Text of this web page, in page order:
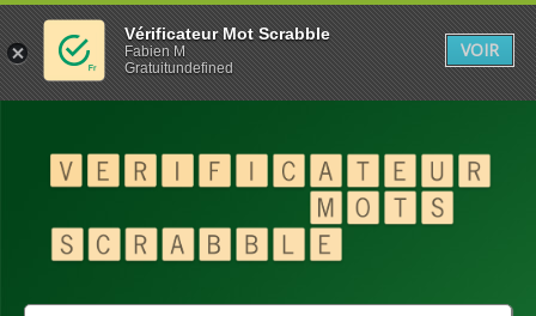
Vérificateur Mot Scrabble
Fabien M
Gratuitundefined
VOIR